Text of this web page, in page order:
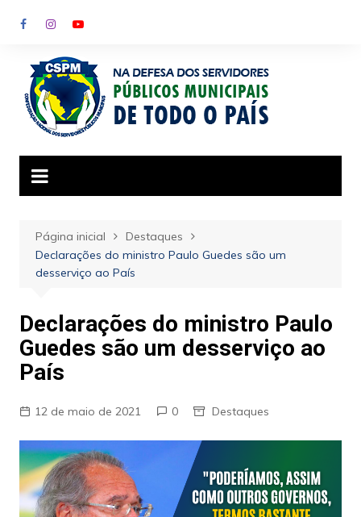
para
conteúdo
Página inicial
Destaques
Declarações do ministro Paulo Guedes são um
desserviço ao País
Declarações do ministro Paulo
Guedes são um desserviço ao
País
12 de maio de 2021 0 Destaques